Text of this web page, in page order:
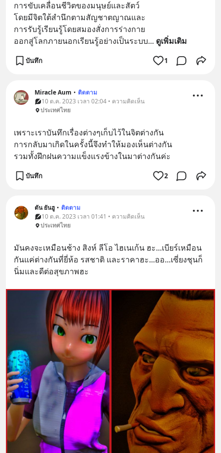
การขับเคลื่อนชีวิตของมนุษย์และสัตว์
โดยมีจิตใต้สำนึกตามสัญชาตญาณและ
การรับรู้เรียนรู้โดยสมองสั่งการร่างกาย
ออกสู่โลกภายนอกเรียนรู้อย่างเป็นระบบ... ดูเพิ่มเติม
บันทึก 1
Miracle Aum • ติดตาม
10 ต.ค. 2023 เวลา 02:04 • ความคิดเห็น
ประเทศไทย
เพราะเราบันทึกเรื่องต่างๆเก็บไว้ในจิตต่างกัน
การกลับมาเกิดในครั้งนี้จึงทำให้มองเห็นต่างกัน
รวมทั้งฝึกฝนความแข็งแรงข้างในมาต่างกันค่ะ
บันทึก 2
ตัน ยันฮู • ติดตาม
10 ต.ค. 2023 เวลา 01:41 • ความคิดเห็น
ประเทศไทย
มันคงจะเหมือนช้าง สิงห์ ลีโอ ไฮเนเก้น ฮะ...เบียร์เหมือน
กันแค่ต่างกันที่ยี่ห้อ รสชาติ และราคาฮะ...ออ...เซี่ยงชุนก็
นิ่มและดีต่อสุขภาพฮะ